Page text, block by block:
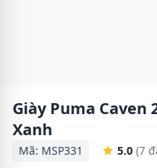
Giày Puma Caven
Xanh
Mã: MSP331 5.0 (7